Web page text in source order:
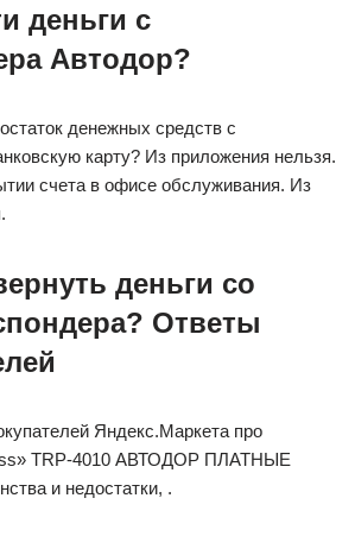
деньги с
Автодор?
денежных средств с
карту? Из приложения нельзя.
счета в офисе обслуживания. Из
деньги со
Ответы
Яндекс.Маркета про
TRP-4010 АВТОДОР ПЛАТНЫЕ
и недостатки, .